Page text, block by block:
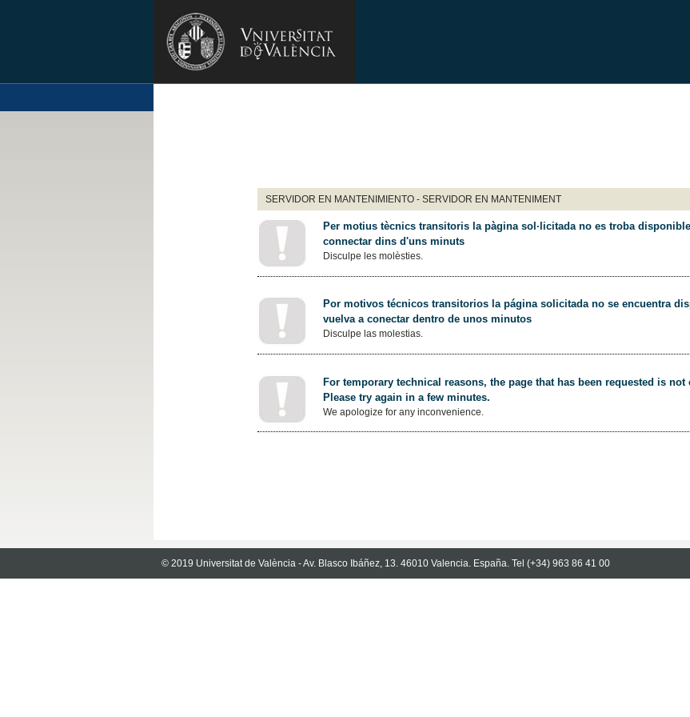
SERVIDOR EN MANTENIMIENTO - SERVIDOR EN MANTENIMENT
Per motius tècnics transitoris la pàgina sol·licitada no es troba
connectar dins d'uns minuts
Disculpe les molèsties.
Por motivos técnicos transitorios la página solicitada no se encuentra
vuelva a conectar dentro de unos minutos
Disculpe las molestias.
For temporary technical reasons, the page that has been requested is not
Please try again in a few minutes.
We apologize for any inconvenience.
© 2019 Universitat de València - Av. Blasco Ibáñez, 13. 46010 Valencia. España. Tel (+34) 963 86 41 00